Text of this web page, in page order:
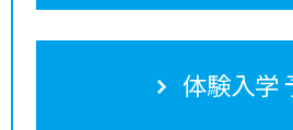
体験入学